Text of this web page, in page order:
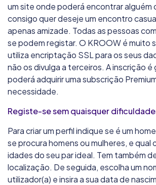
um site onde poderá encontrar alguém
consigo quer deseje um encontro
apenas amizade. Todas as pessoas
se podem registar. O KROOW é muito
utiliza encriptação SSL para os seus
não os divulga a terceiros. A inscrição é
poderá adquirir uma subscrição
necessidade.
Registe-se sem quaisquer
Para criar um perfil indique se é um
se procura homens ou mulheres, e qual
idades do seu par ideal. Tem também
localização. De seguida, escolha um
utilizador(a) e insira a sua data de